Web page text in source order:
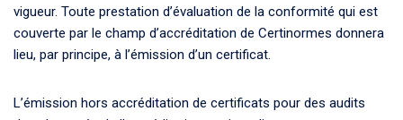
vigueur. Toute prestation d’évaluation de la conformité qui est
couverte par le champ d’accréditation de Certinormes donnera
lieu, par principe, à l’émission d’un certificat.
L’émission hors accréditation de certificats pour des audits